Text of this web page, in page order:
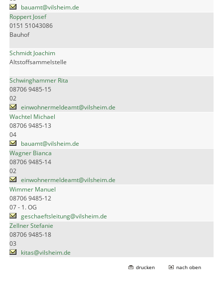
bauamt@vilsheim.de
Roppert Josef
0151 51043086
Bauhof
Schmidt Joachim
Altstoffsammelstelle
Schwinghammer Rita
08706 9485-15
02
einwohnermeldeamt@vilsheim.de
Wachtel Michael
08706 9485-13
04
bauamt@vilsheim.de
Wagner Bianca
08706 9485-14
02
einwohnermeldeamt@vilsheim.de
Wimmer Manuel
08706 9485-12
07 - 1. OG
geschaeftsleitung@vilsheim.de
Zellner Stefanie
08706 9485-18
03
kitas@vilsheim.de
drucken nach oben